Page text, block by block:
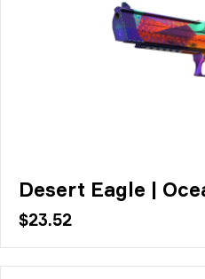
Desert Eagle |
$23.52